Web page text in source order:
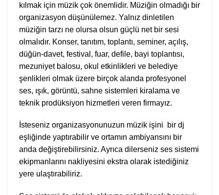
kılmak için müzik çok önemlidir. Müziğin olmadığı bir
organizasyon düşünülemez. Yalnız dinletilen
müziğin tarzı ne olursa olsun güçlü net bir sesi
olmalıdır. Konser, tanıtım, toplantı, seminer, açılış,
düğün-davet, festival, fuar, defile, bayi toplantısı,
mezuniyet balosu, okul etkinlikleri ve belediye
şenlikleri olmak üzere birçok alanda profesyonel
ses, ışık, görüntü, sahne sistemleri kiralama ve
teknik prodüksiyon hizmetleri veren firmayız.
İsteseniz organizasyonunuzun müzik işini bir dj
eşliğinde yaptırabilir ve ortamın ambiyansını bir
anda değiştirebilirsiniz. Ayrıca dilerseniz ses sistemi
ekipmanlarını nakliyesini ekstra olarak istediğiniz
yere ulaştırabiliriz.